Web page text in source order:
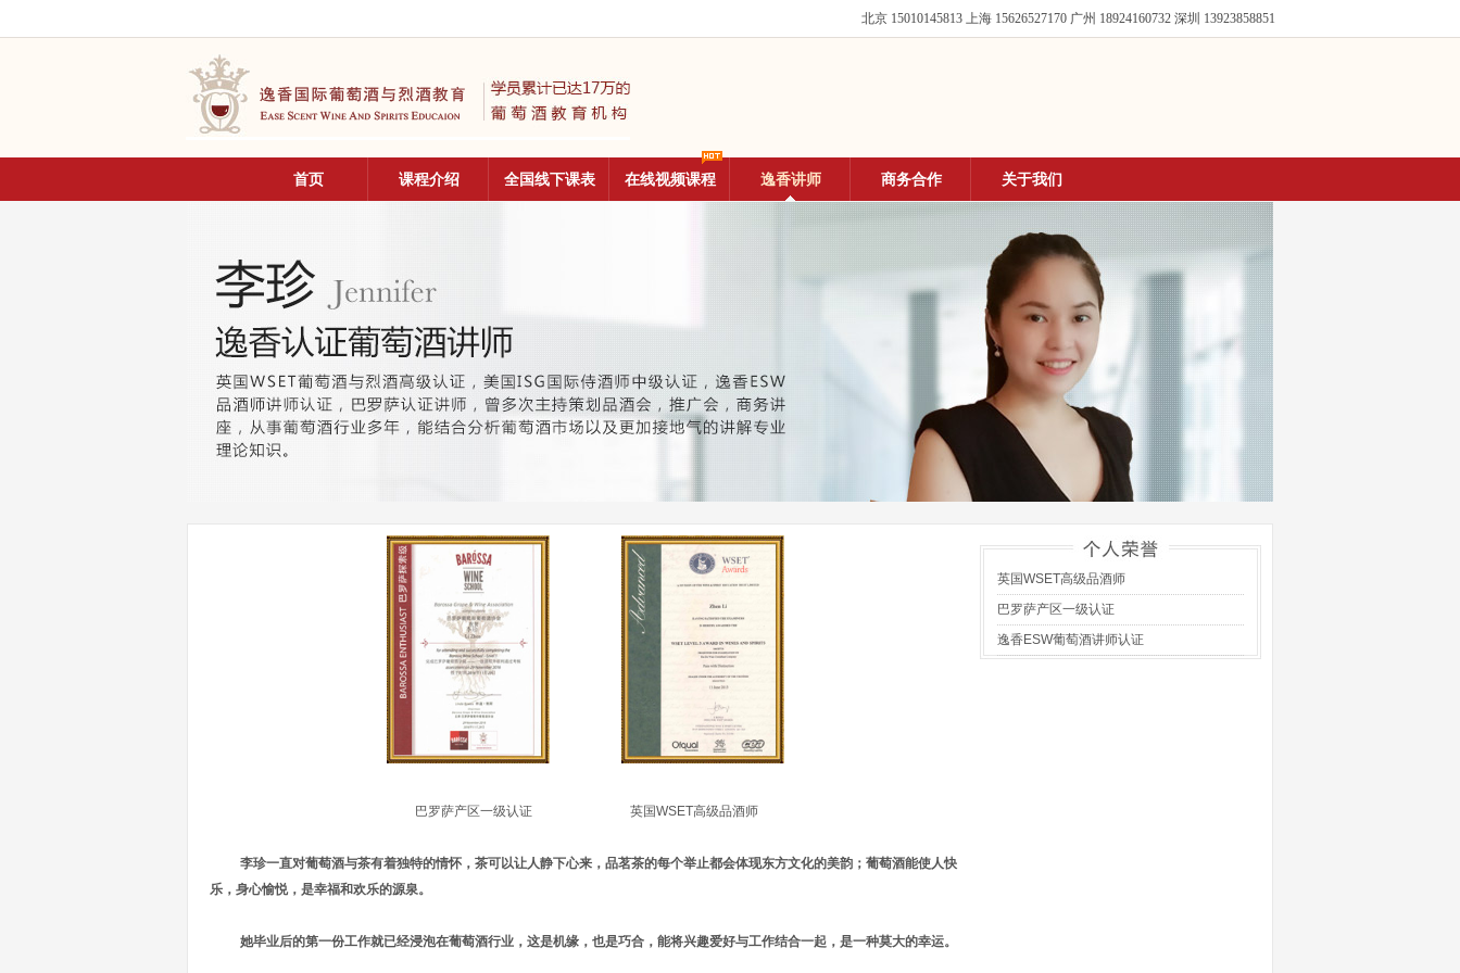
北京 15010145813 上海 15626527170 广州 18924160732 深圳 13923858851
首页 课程介绍 全国线下课表 在线视频课程 逸香讲师 商务合作 关于我们
巴罗萨产区一级认证 英国WSET高级品酒师
李珍一直对葡萄酒与茶有着独特的情怀，茶可以让人静下心来，品茗茶的每个举止都会体现东方文化的美韵；葡萄酒能使人快
乐，身心愉悦，是幸福和欢乐的源泉。
她毕业后的第一份工作就已经浸泡在葡萄酒行业，这是机缘，也是巧合，能将兴趣爱好与工作结合一起，是一种莫大的幸运。
英国WSET高级品酒师
巴罗萨产区一级认证
逸香ESW葡萄酒讲师认证